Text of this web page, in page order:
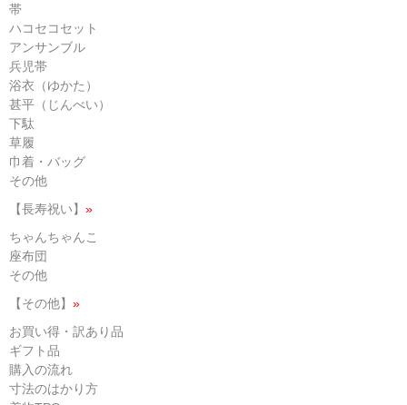
帯
ハコセコセット
アンサンブル
兵児帯
浴衣（ゆかた）
甚平（じんべい）
下駄
草履
巾着・バッグ
その他
【長寿祝い】 »
ちゃんちゃんこ
座布団
その他
【その他】 »
お買い得・訳あり品
ギフト品
購入の流れ
寸法のはかり方